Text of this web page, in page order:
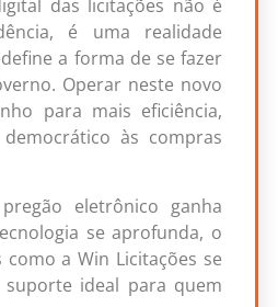
das licitações não é
é uma realidade
a forma de se fazer
Operar neste novo
para mais eficiência,
às compras
eletrônico ganha
se aprofunda, o
a Win Licitações se
ideal para quem